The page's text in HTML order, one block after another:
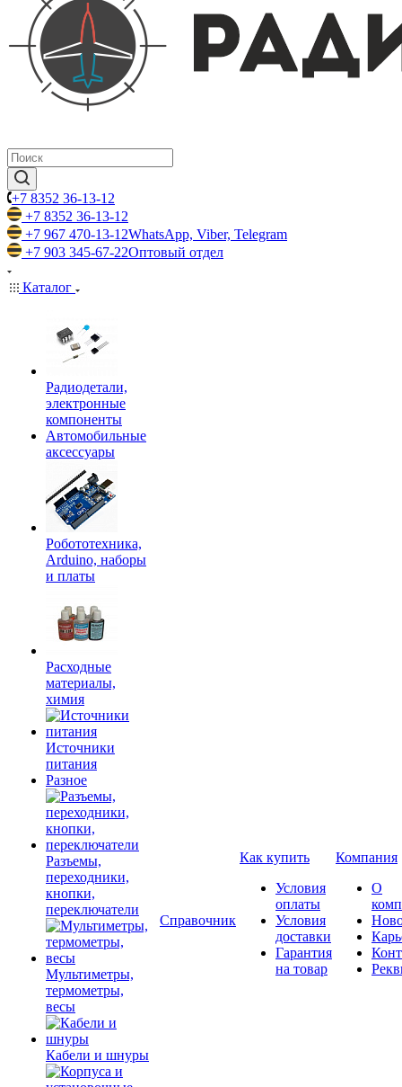
+7 8352 36-13-12
+7 8352 36-13-12
+7 967 470-13-12WhatsApp, Viber, Telegram
+7 903 345-67-22Оптовый отдел
Каталог
Радиодетали,
электронные
компоненты
Автомобильные
аксессуары
Робототехника,
Arduino, наборы
и платы
Расходные
материалы,
химия
Источники
питания
Разное
Разъемы,
переходники,
кнопки,
переключатели
Мультиметры,
термометры,
весы
Кабели и шнуры
Справочник
Как купить
Условия
оплаты
Условия
доставки
Гарантия
на товар
Компания
О